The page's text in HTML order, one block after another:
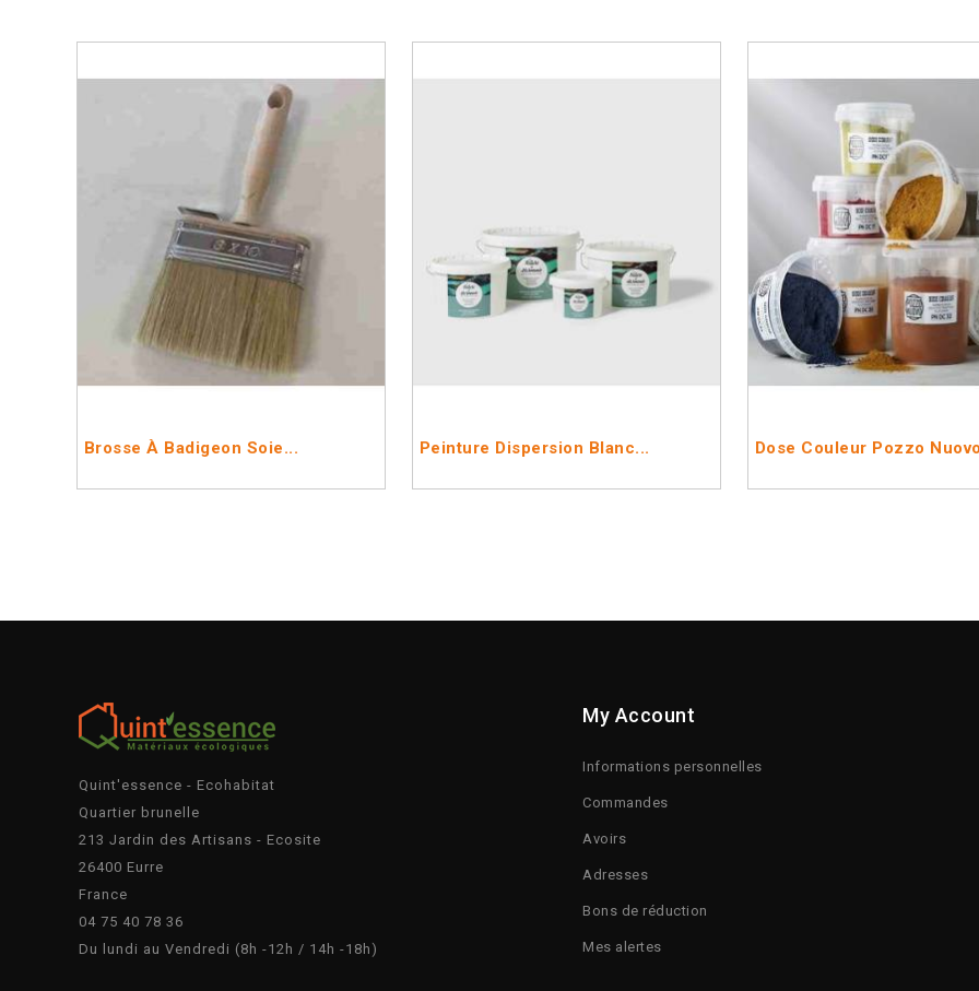
Brosse À Badigeon Soie... Peinture Dispersion Blanc... Dose Couleur Pozzo
Quint'essence - Ecohabitat
Quartier brunelle
213 Jardin des Artisans - Ecosite
26400 Eurre
France
04 75 40 78 36
Du lundi au Vendredi (8h -12h / 14h -18h)
My Account
Informations personnelles
Commandes
Avoirs
Adresses
Bons de réduction
Mes alertes